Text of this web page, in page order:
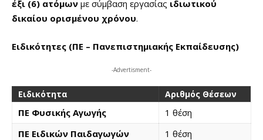
έξι (6) ατόμων με σύμβαση εργασίας ιδιωτικού
δικαίου ορισμένου χρόνου.
Ειδικότητες (ΠΕ – Πανεπιστημιακής Εκπαίδευσης)
-Advertisment-
Ειδικότητα Αριθμός Θέσεων
ΠΕ Φυσικής Αγωγής
1 θέση
ΠΕ Ειδικών Παιδαγωγών
1 θέση